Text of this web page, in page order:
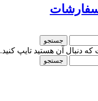
جستجو
دنبال آن هستید تایپ کنید.
جستجو